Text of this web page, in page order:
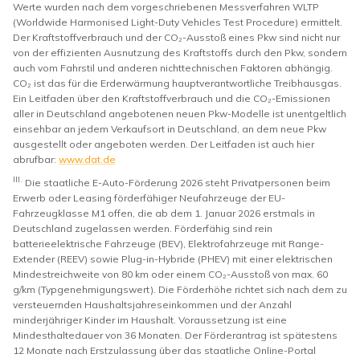
Werte wurden nach dem vorgeschriebenen Messverfahren WLTP
(Worldwide Harmonised Light-Duty Vehicles Test Procedure) ermittelt.
Der Kraftstoffverbrauch und der CO₂-Ausstoß eines Pkw sind nicht nur
von der effizienten Ausnutzung des Kraftstoffs durch den Pkw, sondern
auch vom Fahrstil und anderen nichttechnischen Faktoren abhängig.
CO₂ ist das für die Erderwärmung hauptverantwortliche Treibhausgas.
Ein Leitfaden über den Kraftstoffverbrauch und die CO₂-Emissionen
aller in Deutschland angebotenen neuen Pkw-Modelle ist unentgeltlich
einsehbar an jedem Verkaufsort in Deutschland, an dem neue Pkw
ausgestellt oder angeboten werden. Der Leitfaden ist auch hier
abrufbar: www.dat.de
III. Die staatliche E-Auto-Förderung 2026 steht Privatpersonen beim
Erwerb oder Leasing förderfähiger Neufahrzeuge der EU-
Fahrzeugklasse M1 offen, die ab dem 1. Januar 2026 erstmals in
Deutschland zugelassen werden. Förderfähig sind rein
batterieelektrische Fahrzeuge (BEV), Elektrofahrzeuge mit Range-
Extender (REEV) sowie Plug-in-Hybride (PHEV) mit einer elektrischen
Mindestreichweite von 80 km oder einem CO₂-Ausstoß von max. 60
g/km (Typgenehmigungswert). Die Förderhöhe richtet sich nach dem zu
versteuernden Haushaltsjahreseinkommen und der Anzahl
minderjähriger Kinder im Haushalt. Voraussetzung ist eine
Mindesthaltedauer von 36 Monaten. Der Förderantrag ist spätestens
12 Monate nach Erstzulassung über das staatliche Online-Portal